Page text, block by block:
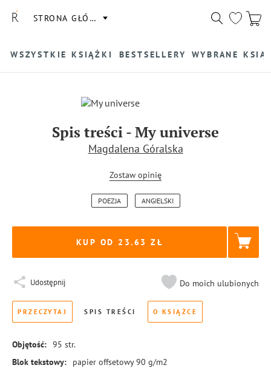
STRONA GŁÓWNA
WSZYSTKIE KSIĄŻKI BESTSELLERY WYBRANE
Spis treści-My universe
Magdalena Góralska
Zostaw opinię
POEZJA ANGIELSKI
KUP OD 23.63
Udostępnij Do moich ulubionych
PRZECZYTAJ SPIS TREŚCI O KSIĄŻCE
Objętość: 95 str.
Blok tekstowy:
papier offsetowy 90 g/m2